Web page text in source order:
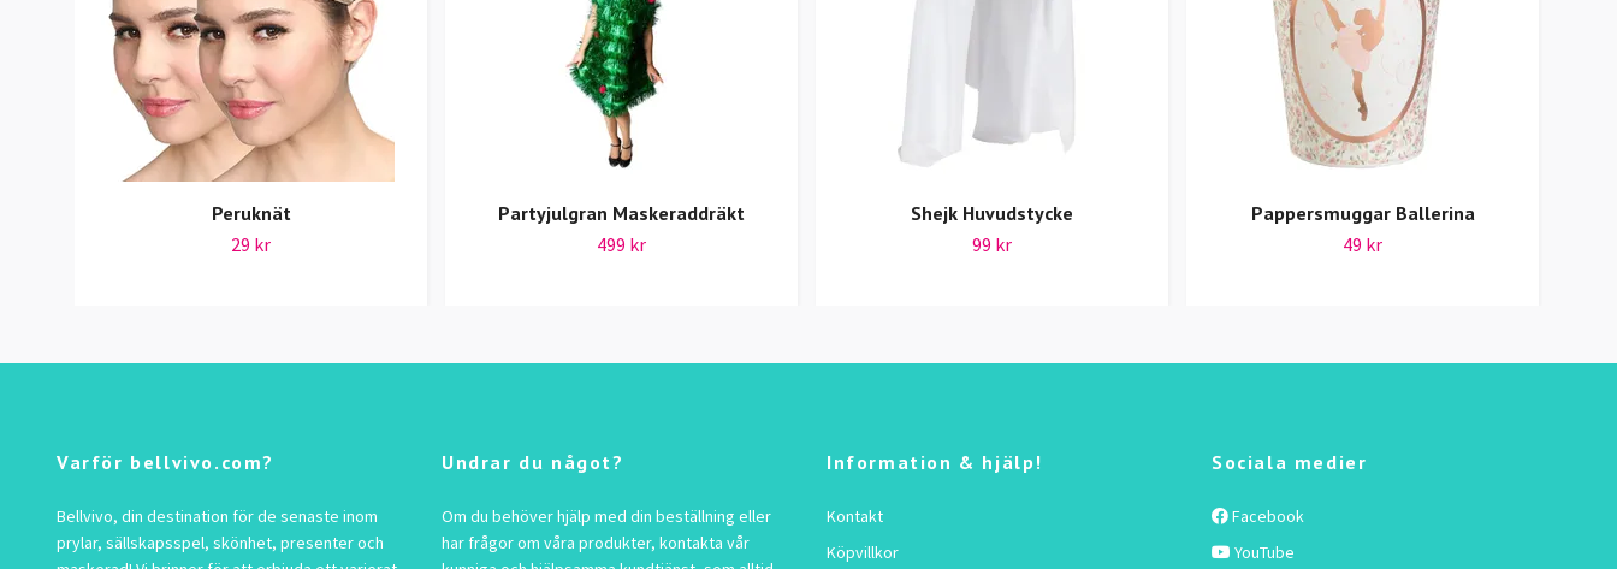
Peruknät
29 kr
Partyjulgran Maskeraddräkt
499 kr
Shejk Huvudstycke
99 kr
Pappersmuggar Ballerina
49 kr
Varför bellvivo.com?
Bellvivo, din destination för de senaste inom
prylar, sällskapsspel, skönhet, presenter och
Undrar du något?
Om du behöver hjälp med din beställning eller
har frågor om våra produkter, kontakta vår
Information & hjälp!
Kontakt
Köpvillkor
Sociala medier
Facebook
YouTube